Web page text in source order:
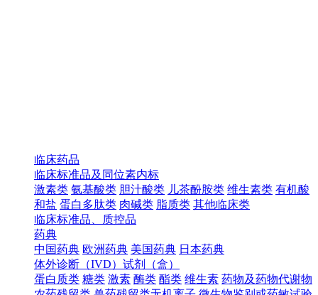
临床药品
临床标准品及同位素内标
激素类 氨基酸类 胆汁酸类 儿茶酚胺类 维生素类 有机酸
和盐 蛋白多肽类 肉碱类 脂质类 其他临床类
临床标准品、质控品
药典
中国药典 欧洲药典 美国药典 日本药典
体外诊断（IVD）试剂（盒）
蛋白质类 糖类 激素 酶类 酯类 维生素 药物及药物代谢物